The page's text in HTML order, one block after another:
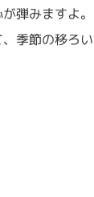
弾みますよ。
、季節の移ろ